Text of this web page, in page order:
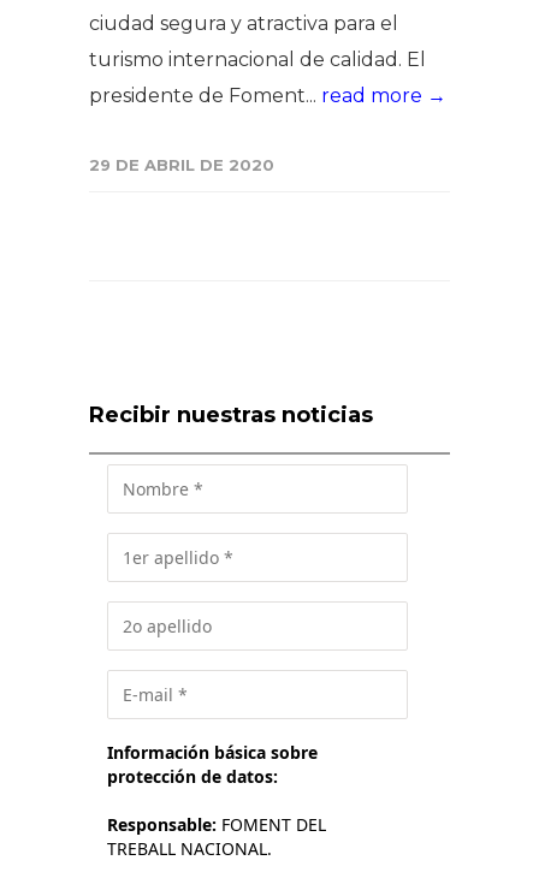
ciudad segura y atractiva para el
turismo internacional de calidad. El
presidente de Foment... read more →
29 DE ABRIL DE 2020
Recibir nuestras noticias
Información básica sobre
protección de datos:
Responsable: FOMENT DEL
TREBALL NACIONAL.